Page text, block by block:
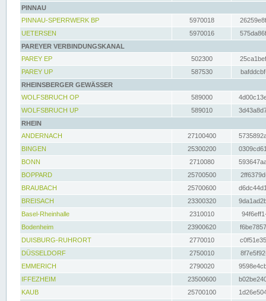
PINNAU
PINNAU-SPERRWERK BP
5970018
UETERSEN
5970016
PAREYER VERBINDUNGSKANAL
PAREY EP
502300
PAREY UP
587530
RHEINSBERGER GEWÄSSER
WOLFSBRUCH OP
589000
WOLFSBRUCH UP
589010
RHEIN
ANDERNACH
27100400
BINGEN
25300200
BONN
2710080
BOPPARD
25700500
BRAUBACH
25700600
BREISACH
23300320
Basel-Rheinhalle
2310010
Bodenheim
23900620
DUISBURG-RUHRORT
2770010
DÜSSELDORF
2750010
EMMERICH
2790020
IFFEZHEIM
23500600
KAUB
25700100